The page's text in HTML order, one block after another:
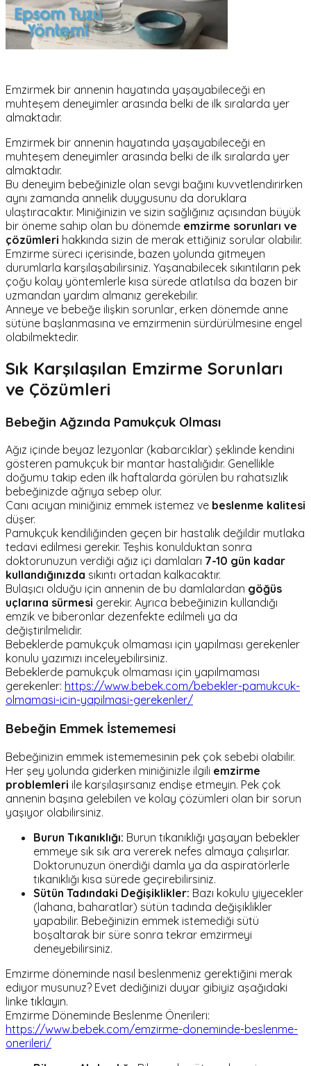
Emzirmek bir annenin hayatında yaşayabileceği en
muhteşem deneyimler arasında belki de ilk sıralarda yer
almaktadır.
Emzirmek bir annenin hayatında yaşayabileceği en
muhteşem deneyimler arasında belki de ilk sıralarda yer
almaktadır.
Bu deneyim bebeğinizle olan sevgi bağını kuvvetlendirirken
aynı zamanda annelik duygusunu da doruklara
ulaştıracaktır. Miniğinizin ve sizin sağlığınız açısından büyük
bir öneme sahip olan bu dönemde emzirme sorunları ve
çözümleri hakkında sizin de merak ettiğiniz sorular olabilir.
Emzirme süreci içerisinde, bazen yolunda gitmeyen
durumlarla karşılaşabilirsiniz. Yaşanabilecek sıkıntıların pek
çoğu kolay yöntemlerle kısa sürede atlatılsa da bazen bir
uzmandan yardım almanız gerekebilir.
Anneye ve bebeğe ilişkin sorunlar, erken dönemde anne
sütüne başlanmasına ve emzirmenin sürdürülmesine engel
olabilmektedir.
Sık Karşılaşılan Emzirme Sorunları
ve Çözümleri
Bebeğin Ağzında Pamukçuk Olması
Ağız içinde beyaz lezyonlar (kabarcıklar) şeklinde kendini
gösteren pamukçuk bir mantar hastalığıdır. Genellikle
doğumu takip eden ilk haftalarda görülen bu rahatsızlık
bebeğinizde ağrıya sebep olur.
Canı acıyan miniğiniz emmek istemez ve beslenme kalitesi
düşer.
Pamukçuk kendiliğinden geçen bir hastalık değildir mutlaka
tedavi edilmesi gerekir. Teşhis konulduktan sonra
doktorunuzun verdiği ağız içi damlaları 7-10 gün kadar
kullandığınızda sıkıntı ortadan kalkacaktır.
Bulaşıcı olduğu için annenin de bu damlalardan göğüs
uçlarına sürmesi gerekir. Ayrıca bebeğinizin kullandığı
emzik ve biberonlar dezenfekte edilmeli ya da
değiştirilmelidir.
Bebeklerde pamukçuk olmaması için yapılması gerekenler
konulu yazımızı inceleyebilirsiniz.
Bebeklerde pamukçuk olmaması için yapılmaması
gerekenler: https://www.bebek.com/bebekler-pamukcuk-
olmamasi-icin-yapilmasi-gerekenler/
Bebeğin Emmek İstememesi
Bebeğinizin emmek istememesinin pek çok sebebi olabilir.
Her şey yolunda giderken miniğinizle ilgili emzirme
problemleri ile karşılaşırsanız endişe etmeyin. Pek çok
annenin başına gelebilen ve kolay çözümleri olan bir sorun
yaşıyor olabilirsiniz.
Burun Tıkanıklığı: Burun tıkanıklığı yaşayan bebekler
emmeye sık sık ara vererek nefes almaya çalışırlar.
Doktorunuzun önerdiği damla ya da aspiratörlerle
tıkanıklığı kısa sürede geçirebilirsiniz.
Sütün Tadındaki Değişiklikler: Bazı kokulu yiyecekler
(lahana, baharatlar) sütün tadında değişiklikler
yapabilir. Bebeğinizin emmek istemediği sütü
boşaltarak bir süre sonra tekrar emzirmeyi
deneyebilirsiniz.
Emzirme döneminde nasıl beslenmeniz gerektiğini merak
ediyor musunuz? Evet dediğinizi duyar gibiyiz aşağıdaki
linke tıklayın.
Emzirme Döneminde Beslenme Önerileri:
https://www.bebek.com/emzirme-doneminde-beslenme-
onerileri/